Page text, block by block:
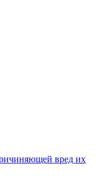
вред их